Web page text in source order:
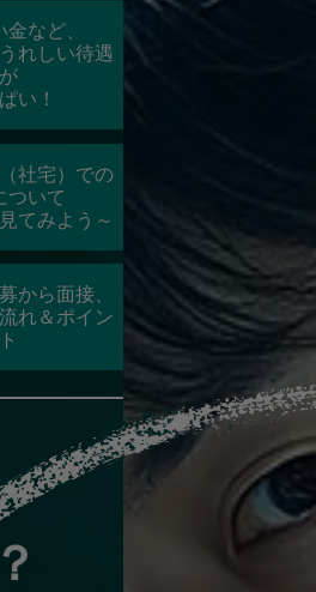
金など、
れしい待遇
が
い！
社宅）での
ついて
てみよう～
から面接、
れ＆ポイン
ト